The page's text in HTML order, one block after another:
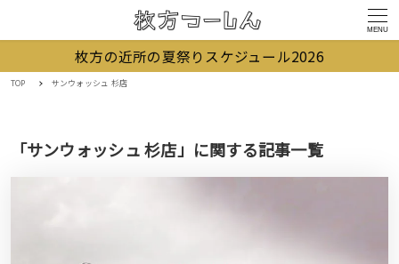
MENU
枚方の近所の夏祭りスケジュール2026
TOP サンウォッシュ 杉店
「サンウォッシュ 杉店」に関する記事一覧